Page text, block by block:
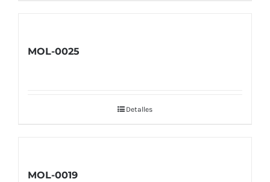
MOL-0025
Detalles
MOL-0019